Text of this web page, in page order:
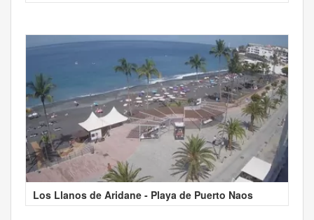
Los Llanos de Aridane - Playa de Puerto Naos